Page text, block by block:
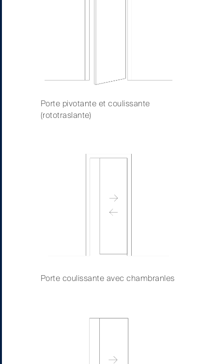
Porte pivotante et coulissante
(rototraslante)
Porte coulissante avec chambranles